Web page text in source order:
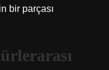
bir parçası